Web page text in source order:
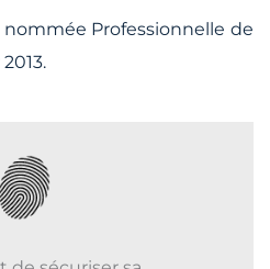
Professionnelle de